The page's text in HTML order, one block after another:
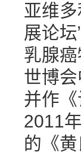
亚维
展论
乳腺
世博
并作
2011
的《